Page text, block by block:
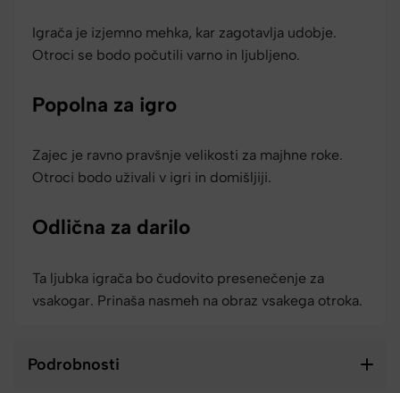
Igrača je izjemno mehka, kar zagotavlja udobje.
Otroci se bodo počutili varno in ljubljeno.
Popolna za igro
Zajec je ravno pravšnje velikosti za majhne roke.
Otroci bodo uživali v igri in domišljiji.
Odlična za darilo
Ta ljubka igrača bo čudovito presenečenje za
vsakogar. Prinaša nasmeh na obraz vsakega otroka.
Podrobnosti